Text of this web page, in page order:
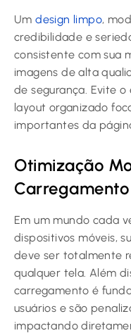
Umdesign limpo,
credibilidade e
consistente com sua
imagens de alta
de segurança. Evite
layout organizado
importantes da
Otimização
Carregamento
Em um mundo cada
dispositivos móveis,
deve ser totalmente
qualquer tela. Além
carregamento é
usuários e são
impactando